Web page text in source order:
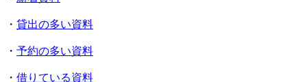
・ 貸出の多い資料
・ 予約の多い資料
・ 借りている資料